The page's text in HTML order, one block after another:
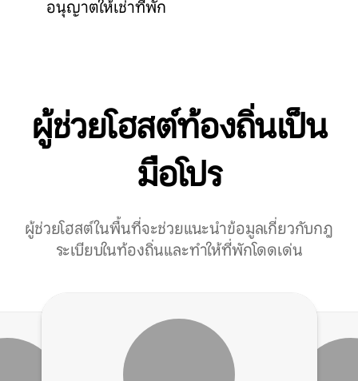
อนุญาตให้เช่าที่พัก
ผู้ช่วยโฮสต์ท้องถิ่นเป็น
มือโปร
ผู้ช่วยโฮสต์ในพื้นที่จะช่วยแนะนำข้อมูลเกี่ยวกับกฎ
ระเบียบในท้องถิ่นและทำให้ที่พักโดดเด่น